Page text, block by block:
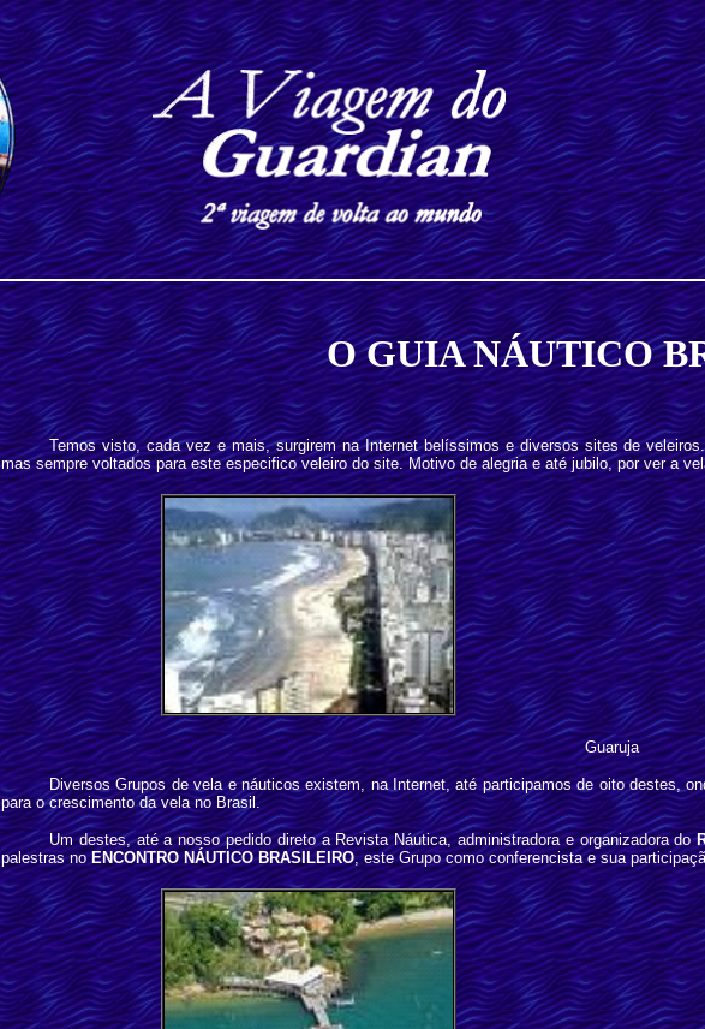
O GUIA NÁUTICO
Temos visto, cada vez e mais, surgirem na Internet belíssimos e diversossites de
mas sempre voltados para este especifico veleiro do site. Motivo de alegria e até jubilo, por ver a
Guaruja
Diversos Grupos de vela e náuticos existem, na Internet, até participamos de oito destes,
para o crescimento da vela no Brasil.
Um destes, até a nosso pedido direto a Revista Náutica, administradora e organizadora do
palestras noENCONTRO NÁUTICO BRASILEIRO, este Grupo como conferencista e sua